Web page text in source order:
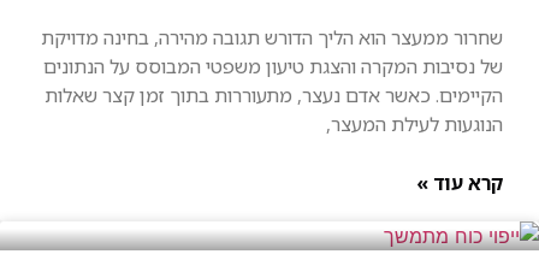
שחרור ממעצר הוא הליך הדורש תגובה מהירה, בחינה מדויקת
של נסיבות המקרה והצגת טיעון משפטי המבוסס על הנתונים
הקיימים. כאשר אדם נעצר, מתעוררות בתוך זמן קצר שאלות
הנוגעות לעילת המעצר,
קרא עוד »